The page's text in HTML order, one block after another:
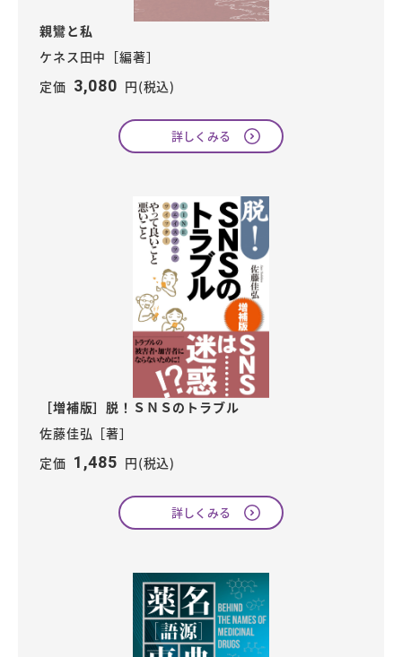
親鸞と私
ケネス田中［編著］
定価 3,080 円(税込)
詳しくみる
［増補版］脱！ＳＮＳのトラブル
佐藤佳弘［著］
定価 1,485 円(税込)
詳しくみる